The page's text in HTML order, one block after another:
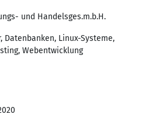
und Handelsges.m.b.H.
Datenbanken, Linux-Systeme,
Webentwicklung